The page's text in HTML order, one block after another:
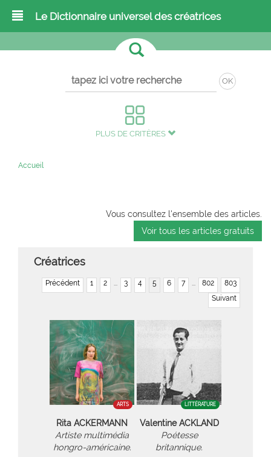
Le Dictionnaire universel des créatrices
OK
PLUS DE CRITÈRES
Accueil
Vous consultez l'ensemble des articles.
Voir tous les articles gratuits
Créatrices
Précédent 1 2 ... 3 4 5 6 7 ... 802
803
Suivant
ARTS
Rita ACKERMANN
Artiste multimédia
hongro-américaine.
LITTÉRATURE
Valentine ACKLAND
Poétesse
britannique.